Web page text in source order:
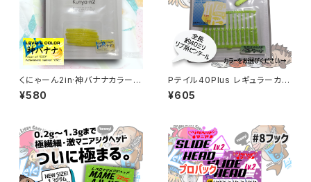
くにゃーん2in·神バナナカラー K
unya-n2 【キーパーライン】
¥580
Pテイル40Plus レギュラーカラ
ー各色
¥605